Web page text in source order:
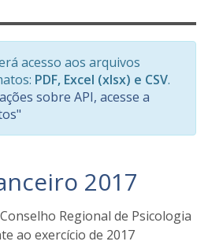
acesso aos arquivos
PDF, Excel (xlsx) e CSV.
sobre API, acesse a
2017
Regional de Psicologia
ao exercício de 2017